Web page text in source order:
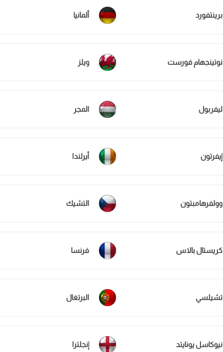
برينتفورد ألمانيا
نوتينجهام فورست ويلز
ليفربول المجر
إيفرتون أيرلندا
وولفرهامبتون التشيك
كريستال بالاس فرنسا
تشيلسي البرتغال
نيوكاسل يونايتد إنجلترا